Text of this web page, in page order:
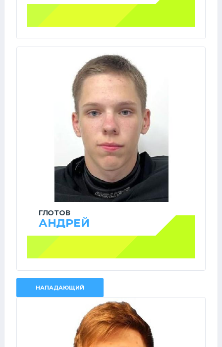
ГЛОТОВ
АНДРЕЙ
НАПАДАЮЩИЙ